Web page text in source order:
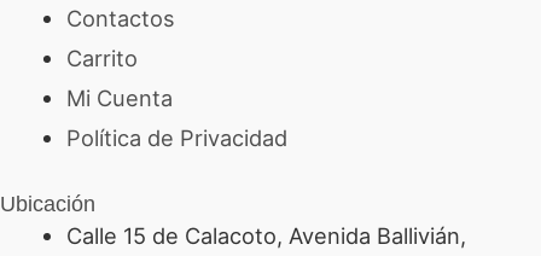
Contactos
Carrito
Mi Cuenta
Política de Privacidad
Ubicación
Calle 15 de Calacoto, Avenida Ballivián,